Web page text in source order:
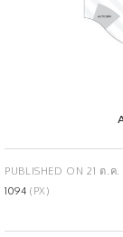
PUBLISHED ON21 ต.ค.
1094 (PX)